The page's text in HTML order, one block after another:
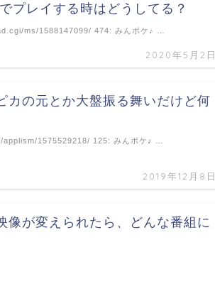
プレイする時はどうしてる？
2020年5月2日
ms/1588147099/ 474: みんポケ♪ …
カの元とか大盤振る舞いだけど何
2019年12月8日
1575529218/ 125: みんポケ♪ …
像が変えられたら、どんな番組に